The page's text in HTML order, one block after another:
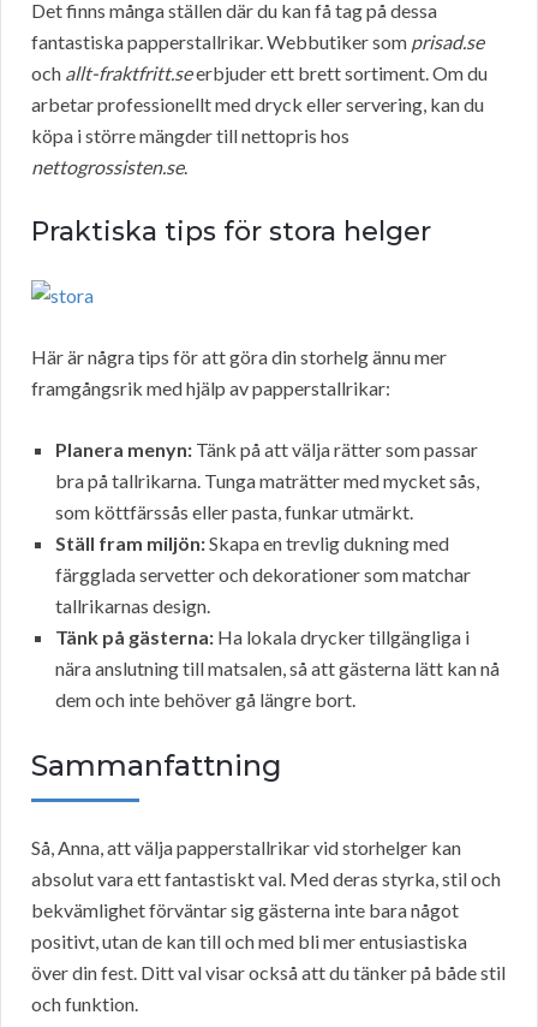
Det finns många ställen där du kan få tag på dessa
fantastiska papperstallrikar. Webbutiker som prisad.se
och allt-fraktfritt.seerbjuder ett brett sortiment. Om du
arbetar professionellt med dryck eller servering, kan du
köpa i större mängder till nettopris hos
nettogrossisten.se.
Praktiska tips för stora helger
Här är några tips för att göra din storhelg ännu mer
framgångsrik med hjälp av papperstallrikar:
Planera menyn: Tänk på att välja rätter som passar
bra på tallrikarna. Tunga maträtter med mycket sås,
som köttfärssås eller pasta, funkar utmärkt.
Ställ fram miljön:Skapa en trevlig dukning med
färgglada servetter och dekorationer som matchar
tallrikarnas design.
Tänk på gästerna: Ha lokala drycker tillgängliga i
nära anslutning till matsalen, så att gästerna lätt kan nå
dem och inte behöver gå längre bort.
Sammanfattning
Så, Anna, att välja papperstallrikar vid storhelger kan
absolut vara ett fantastiskt val. Med deras styrka, stil och
bekvämlighet förväntar sig gästerna inte bara något
positivt, utan de kan till och med bli mer entusiastiska
över din fest. Ditt val visar också att du tänker på både stil
och funktion.